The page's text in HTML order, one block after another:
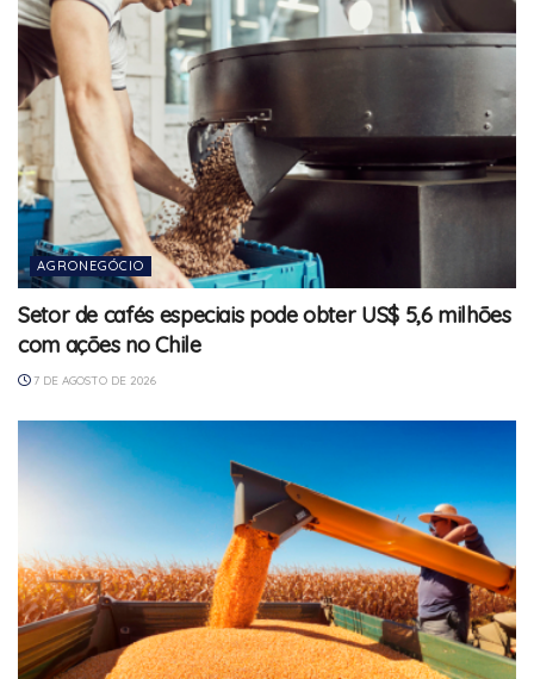
AGRONEGÓCIO
Setor de cafés especiais pode obter US$ 5,6 milhões
com ações no Chile
7 DE AGOSTO DE 2026